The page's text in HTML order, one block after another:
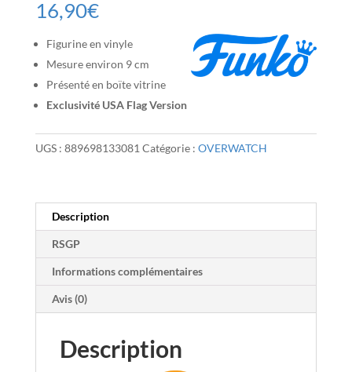
16,90€
Figurine en vinyle
Mesure environ 9 cm
Présenté en boïte vitrine
Exclusivité USA Flag Version
UGS : 889698133081 Catégorie : OVERWATCH
Description
RSGP
Informations complémentaires
Avis (0)
Description